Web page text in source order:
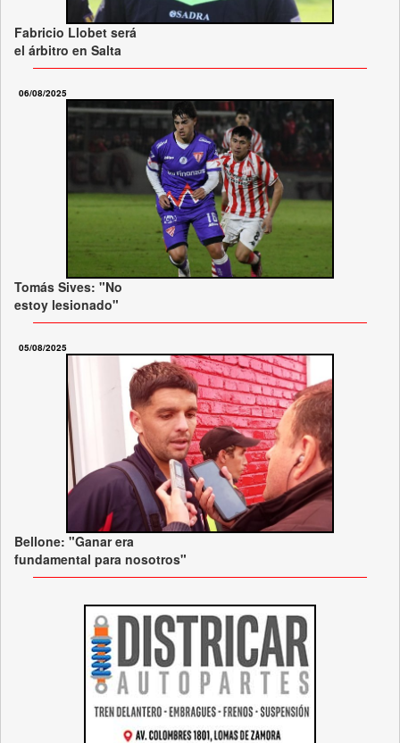
Fabricio Llobet será
el árbitro en Salta
06/08/2025
Tomás Sives: "No
estoy lesionado"
05/08/2025
Bellone: "Ganar era
fundamental para nosotros"